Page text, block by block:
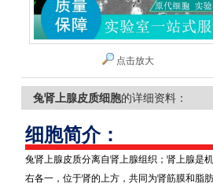
点击放大
兔肾上腺皮质细胞的详细资料：
细胞简介：
兔肾上腺皮质分离自肾上腺组织；肾上腺是
右各一，位于肾的上方，共同为肾筋膜和脂